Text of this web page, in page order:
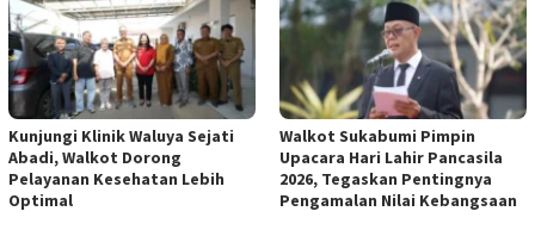
Kunjungi Klinik Waluya Sejati
Abadi, Walkot Dorong
Pelayanan Kesehatan Lebih
Optimal
Walkot Sukabumi Pimpin
Upacara Hari Lahir Pancasila
2026, Tegaskan Pentingnya
Pengamalan Nilai Kebangsaan